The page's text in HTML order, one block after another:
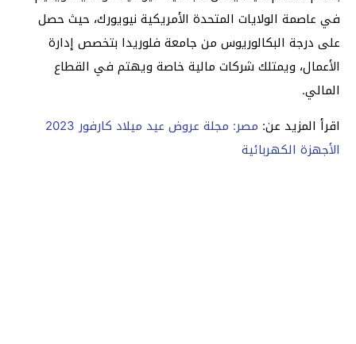
في عاصمة الولايات المتحدة الأمريكية نيويورك، حيث حصل
على درجة البكالوريوس من جامعة فلوريدا بتخصص إدارة
الأعمال، ويمتلك شركات مالية خاصة ويهتم في القطاع
المالي.
اقرأ المزيد عن:
مصر: مجلة عروض عيد ميلاد كارفور 2023
الأجهزة الكهربائية